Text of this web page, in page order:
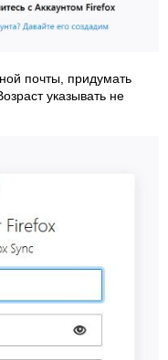
почты, придумать
указывать не